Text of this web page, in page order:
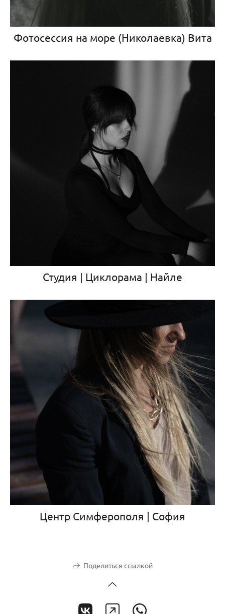
Фотосессия на море (Николаевка) Вита
Студия | Циклорама | Найле
Центр Симферополя | София
Поделиться ссылкой